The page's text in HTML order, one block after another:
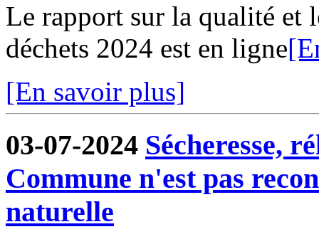
Le rapport sur la qualité et
déchets 2024 est en ligne
[En savoir plus]
03-07-2024 Sécheresse,
Commune n'est pas
naturelle